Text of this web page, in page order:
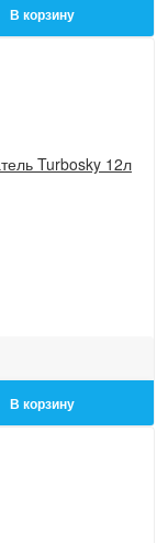
В корзину
В корзину